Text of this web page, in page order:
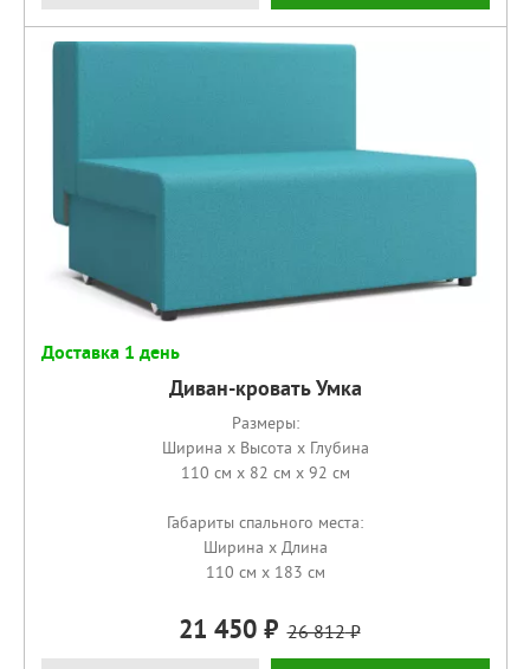
Доставка 1 день
Диван-кровать Умка
Размеры:
Ширина x Высота x Глубина
110 см x 82 см x 92 см
Габариты спального места:
Ширина x Длина
110 см x 183 см
21 450 26 812